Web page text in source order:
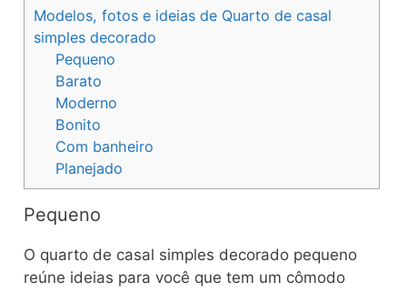
Modelos, fotos e ideias de Quarto de casal
simples decorado
Pequeno
Barato
Moderno
Bonito
Com banheiro
Planejado
Pequeno
O quarto de casal simples decorado pequeno
reúne ideias para você que tem um cômodo